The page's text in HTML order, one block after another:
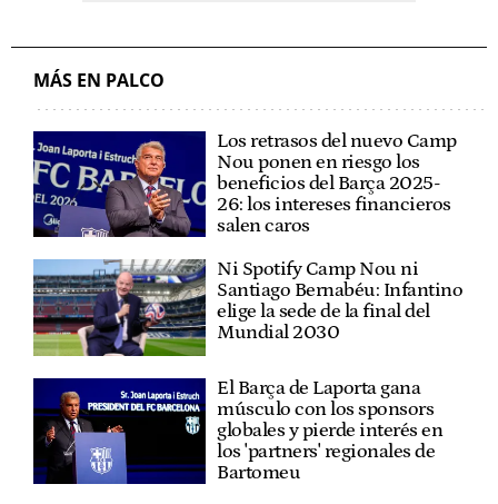
MÁS EN PALCO
Los retrasos del nuevo Camp
Nou ponen en riesgo los
beneficios del Barça 2025-
26: los intereses financieros
salen caros
Ni Spotify Camp Nou ni
Santiago Bernabéu: Infantino
elige la sede de la final del
Mundial 2030
El Barça de Laporta gana
músculo con los sponsors
globales y pierde interés en
los 'partners' regionales de
Bartomeu